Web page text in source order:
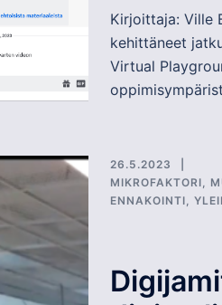
Kirjoittaja: Ville
kehittäneet
Virtual
26.5.2023
MIKROFAKTORI,
ENNAKOINTI,